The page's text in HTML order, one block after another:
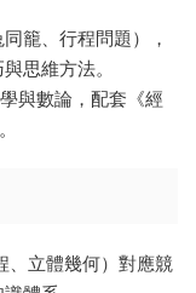
籠、行程問題），
思維方法。
與數論，配套《經
、立體幾何）對應競